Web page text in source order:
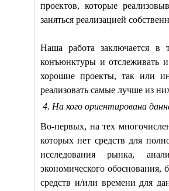
проектов, которые
заняться реализацией
Наша работа заключается
конъюнктуры и отслеживать
хорошие проекты, так или
реализовать самые лучше из
4. На кого ориентирована
Во-первых, на тех
которых нет средств для
исследования рынка,
экономического обоснования,
средств и/или времени для